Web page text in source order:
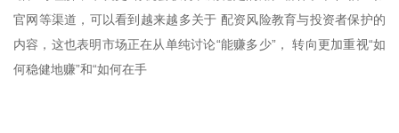
官网等渠道，可以看到越来越多关于 配资风险教育与投资者保护的
内容，这也表明市场正在从单纯讨论“能赚多少”， 转向更加重视“如
何稳健地赚”和“如何在手